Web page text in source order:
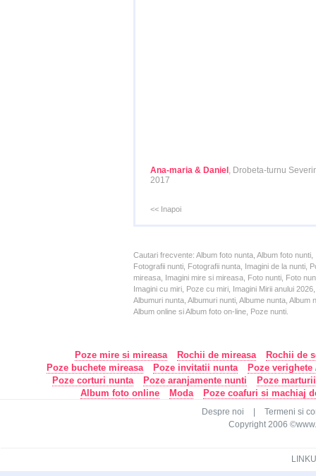
Ana-maria & Daniel , Drobeta-turnu
2017
<< Inapoi
Cautari frecvente: Album foto nunta, Album foto
Fotografii nunti, Fotografii nunta, Imagini de la nunti,
mireasa, Imagini mire si mireasa, Foto nunti, Foto
Imagini cu miri, Poze cu miri, Imagini Mirii anului
Albumuri nunta, Albumuri nunti, Albume nunta,
Album online si Album foto on-line, Poze nunti.
Poze mire si mireasa Rochii de mireasa
Rochii de
Poze buchete mireasa
Poze invitatii nunta
Poze
Poze corturi nunta
Poze aranjamente nunti
Poze
Album foto online
Moda Poze coafuri si machiaj
Despre noi
Termeni si
Copyright 2006